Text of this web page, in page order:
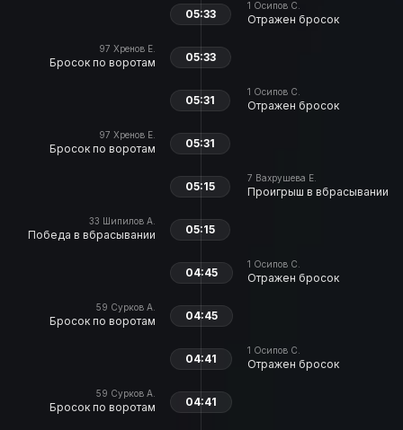
1 Осипов С.
Отражен бросок
05:33
97 Хренов Е.
Бросок по воротам 05:33
1 Осипов С.
Отражен бросок
05:31
97 Хренов Е.
Бросок по воротам 05:31
7 Вахрушева Е.
Проигрыш в вбрасывании
05:15
33 Шипилов А.
Победа в вбрасывании 05:15
1 Осипов С.
Отражен бросок
04:45
59 Сурков А.
Бросок по воротам 04:45
1 Осипов С.
Отражен бросок
04:41
59 Сурков А.
Бросок по воротам 04:41